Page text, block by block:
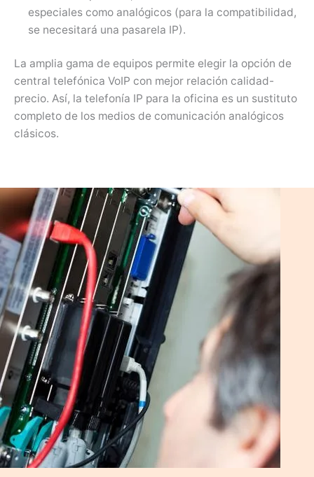
especiales como analógicos (para la compatibilidad,
se necesitará una pasarela IP).
La amplia gama de equipos permite elegir la opción de
central telefónica VoIP con mejor relación calidad-
precio. Así, la telefonía IP para la oficina es un sustituto
completo de los medios de comunicación analógicos
clásicos.